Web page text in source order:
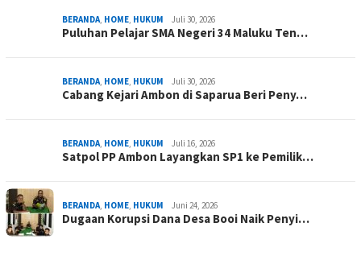
BERANDA, HOME, HUKUM Juli 30, 2026
Puluhan Pelajar SMA Negeri 34 Maluku Ten…
BERANDA, HOME, HUKUM Juli 30, 2026
Cabang Kejari Ambon di Saparua Beri Peny…
BERANDA, HOME, HUKUM Juli 16, 2026
Satpol PP Ambon Layangkan SP1 ke Pemilik…
BERANDA, HOME, HUKUM Juni 24, 2026
Dugaan Korupsi Dana Desa Booi Naik Penyi…